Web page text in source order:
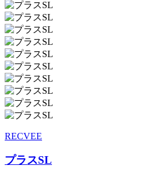
RECVEE
プラスSL